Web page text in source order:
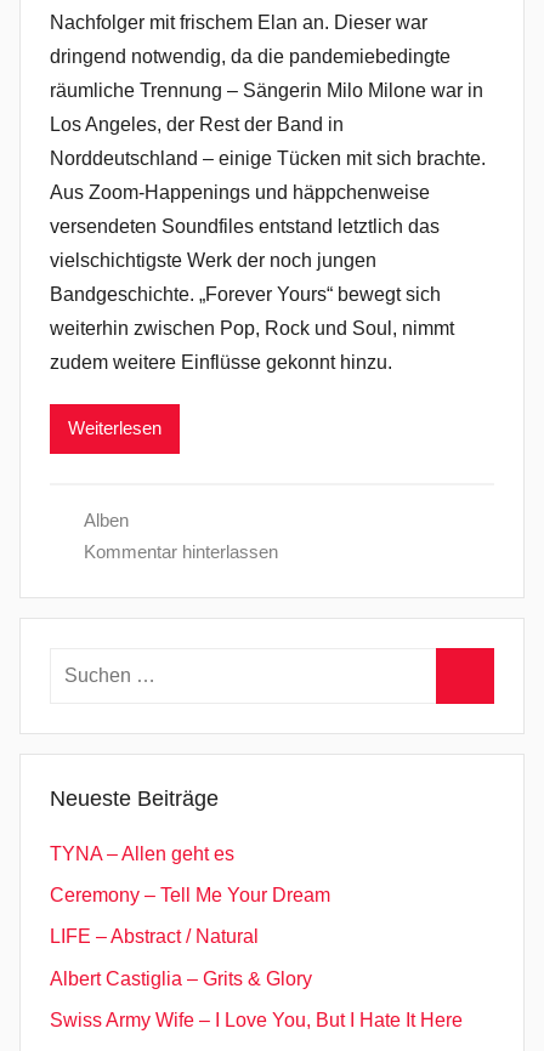
Nachfolger mit frischem Elan an. Dieser war
dringend notwendig, da die pandemiebedingte
räumliche Trennung – Sängerin Milo Milone war in
Los Angeles, der Rest der Band in
Norddeutschland – einige Tücken mit sich brachte.
Aus Zoom-Happenings und häppchenweise
versendeten Soundfiles entstand letztlich das
vielschichtigste Werk der noch jungen
Bandgeschichte. „Forever Yours“ bewegt sich
weiterhin zwischen Pop, Rock und Soul, nimmt
zudem weitere Einflüsse gekonnt hinzu.
Weiterlesen
Alben
Kommentar hinterlassen
Suchen
Neueste Beiträge
TYNA – Allen geht es
Ceremony – Tell Me Your Dream
LIFE – Abstract / Natural
Albert Castiglia – Grits & Glory
Swiss Army Wife – I Love You, But I Hate It Here